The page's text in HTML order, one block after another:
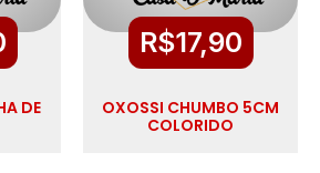
DE
R$17,90
OXOSSI CHUMBO 5CM
COLORIDO